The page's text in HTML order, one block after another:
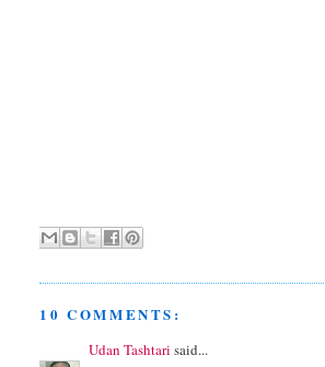
10 COMMENTS:
Udan Tashtari said...